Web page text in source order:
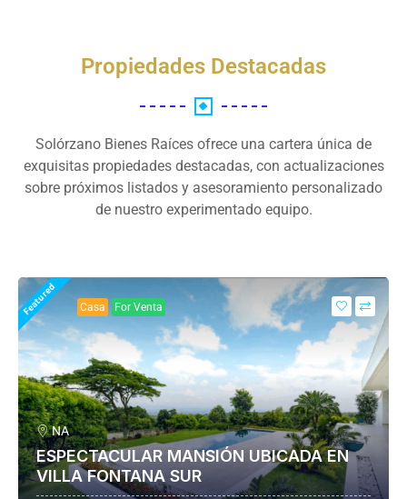
Propiedades Destacadas
Solórzano Bienes Raíces ofrece una cartera única de
exquisitas propiedades destacadas, con actualizaciones
sobre próximos listados y asesoramiento personalizado
de nuestro experimentado equipo.
Featured Casa For Venta
NA
ESPECTACULAR MANSIÓN UBICADA EN
VILLA FONTANA SUR